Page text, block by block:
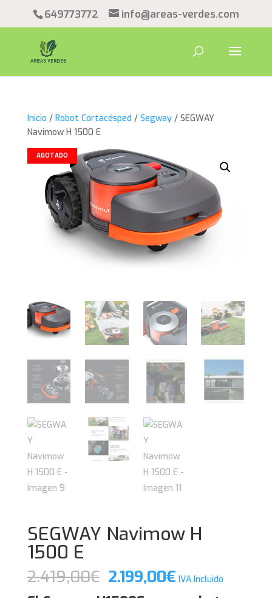
649773772 info@areas-verdes.com
Inicio / Robot Cortacésped / Segway/ SEGWAY
Navimow H 1500 E
AGOTADO
SEGWAY Navimow H
1500 E
2.419,00€ El
precio
2.199,00€El
precio
IVA Incluido